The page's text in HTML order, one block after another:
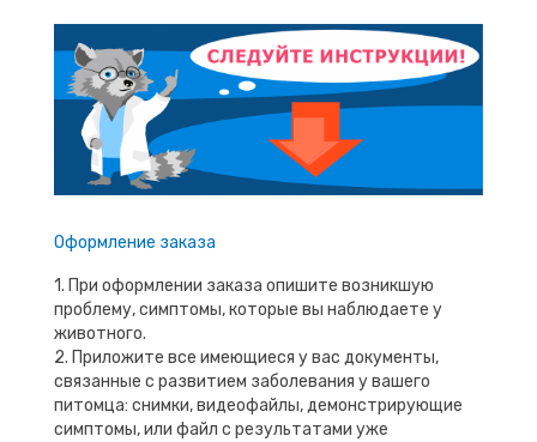
Оформление заказа
1. При оформлении заказа опишите возникшую
проблему, симптомы, которые вы наблюдаете у
животного.
2. Приложите все имеющиеся у вас документы,
связанные с развитием заболевания у вашего
питомца: снимки, видеофайлы, демонстрирующие
симптомы, или файл с результатами уже